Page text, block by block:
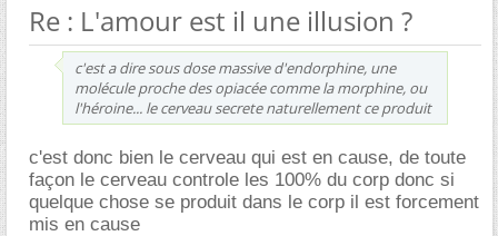
Re : L'amour est il une illusion ?
c'est a dire sous dose massive d'endorphine, une
molécule proche des opiacée comme la morphine, ou
l'héroine... le cerveau secrete naturellement ce produit
c'est donc bien le cerveau qui est en cause, de toute
façon le cerveau controle les 100% du corp donc si
quelque chose se produit dans le corp il est forcement
mis en cause